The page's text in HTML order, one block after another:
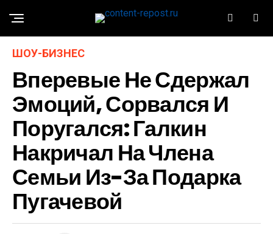
ШОУ-БИЗНЕС
Вперевые Не Сдержал
Эмоций, Сорвался И
Поругался: Галкин
Накричал На Члена
Семьи Из-За Подарка
Пугачевой